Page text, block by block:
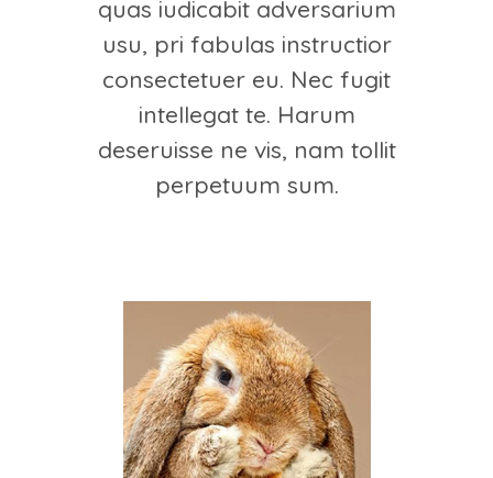
quas iudicabit adversarium
usu, pri fabulas instructior
consectetuer eu. Nec fugit
intellegat te. Harum
deseruisse ne vis, nam tollit
perpetuum sum.